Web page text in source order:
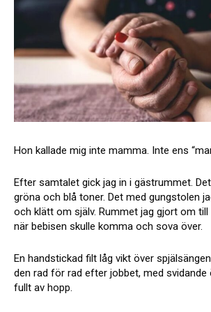
Hon kallade mig inte mamma. Inte ens
Efter samtalet gick jag in i gästrummet.
gröna och blå toner. Det med gungstolen
och klätt om själv. Rummet jag gjort om
när bebisen skulle komma och sova över.
En handstickad filt låg vikt över
den rad för rad efter jobbet, med
fullt av hopp.